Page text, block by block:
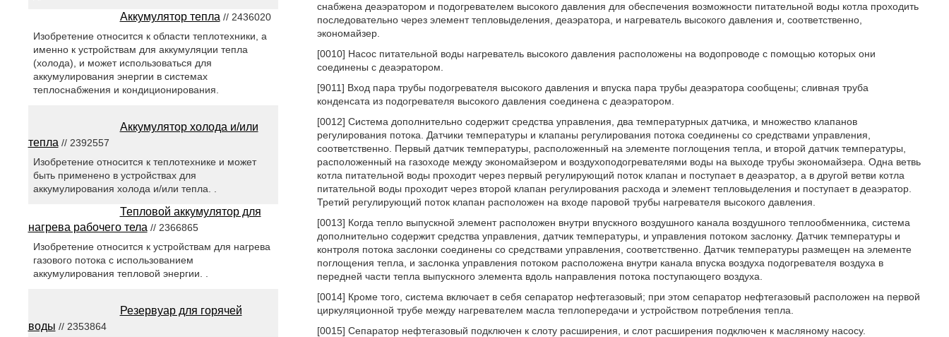
снабжена деаэратором и подогревателем высокого давления для обеспечения возможности питательной воды котла проходить
последовательно через элемент тепловыделения, деаэратора, и нагреватель высокого давления и, соответственно,
экономайзер.
[0010] Насос питательной воды нагреватель высокого давления расположены на водопроводе с помощью которых они
соединены с деаэратором.
[9011] Вход пара трубы подогревателя высокого давления и впуска пара трубы деаэратора сообщены; сливная труба
конденсата из подогревателя высокого давления соединена с деаэратором.
[0012] Система дополнительно содержит средства управления, два температурных датчика, и множество клапанов
регулирования потока. Датчики температуры и клапаны регулирования потока соединены со средствами управления,
соответственно. Первый датчик температуры, расположенный на элементе поглощения тепла, и второй датчик температуры,
расположенный на газоходе между экономайзером и воздухоподогревателями воды на выходе трубы экономайзера. Одна ветвь
котла питательной воды проходит через первый регулирующий поток клапан и поступает в деаэратор, а в другой ветви котла
питательной воды проходит через второй клапан регулирования расхода и элемент тепловыделения и поступает в деаэратор.
Третий регулирующий поток клапан расположен на входе паровой трубы нагревателя высокого давления.
[0013] Когда тепло выпускной элемент расположен внутри впускного воздушного канала воздушного теплообменника, система
дополнительно содержит средства управления, датчик температуры, и управления потоком заслонку. Датчик температуры и
контроля потока заслонки соединены со средствами управления, соответственно. Датчик температуры размещен на элементе
поглощения тепла, и заслонка управления потоком расположена внутри канала впуска воздуха подогревателя воздуха в
передней части тепла выпускного элемента вдоль направления потока поступающего воздуха.
[0014] Кроме того, система включает в себя сепаратор нефтегазовый; при этом сепаратор нефтегазовый расположен на первой
циркуляционной трубе между нагревателем масла теплопередачи и устройством потребления тепла.
[0015] Сепаратор нефтегазовый подключен к слоту расширения, и слот расширения подключен к масляному насосу.
Аккумулятор тепла // 2436020
Изобретение относится к области теплотехники, а
именно к устройствам для аккумуляции тепла
(холода), и может использоваться для
аккумулирования энергии в системах
теплоснабжения и кондиционирования.
Аккумулятор холода и/или
тепла // 2392557
Изобретение относится к теплотехнике и может
быть применено в устройствах для
аккумулирования холода и/или тепла. .
Тепловой аккумулятор для
нагрева рабочего тела// 2366865
Изобретение относится к устройствам для нагрева
газового потока с использованием
аккумулирования тепловой энергии. .
Резервуар для горячей
воды // 2353864